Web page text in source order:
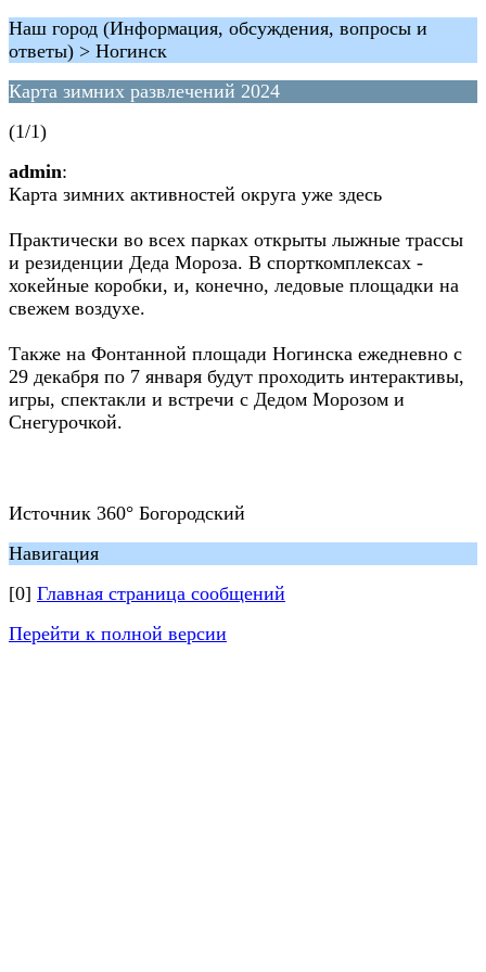
Наш город (Информация, обсуждения, вопросы и
ответы) > Ногинск
Карта зимних развлечений 2024
(1/1)
admin:
Карта зимних активностей округа уже здесь
Практически во всех парках открыты лыжные трассы
и резиденции Деда Мороза. В спорткомплексах -
хокейные коробки, и, конечно, ледовые площадки на
свежем воздухе.
Также на Фонтанной площади Ногинска ежедневно с
29 декабря по 7 января будут проходить интерактивы,
игры, спектакли и встречи с Дедом Морозом и
Снегурочкой.
Источник 360° Богородский
Навигация
[0] Главная страница сообщений
Перейти к полной версии